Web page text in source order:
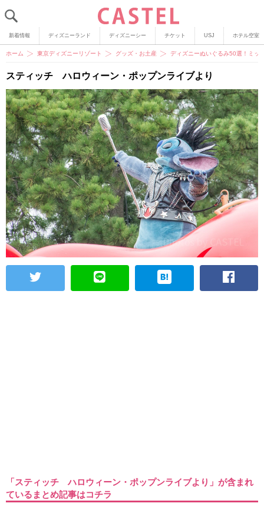
新着情報 ディズニーランド ディズニーシー チケット USJ ホテル空室
ホーム 東京ディズニーリゾート グッズ・お土産 ディズニーぬいぐるみ50選！ミッ
スティッチ ハロウィーン・ポップンライブより
「スティッチ ハロウィーン・ポップンライブより」が含まれ
ているまとめ記事はコチラ